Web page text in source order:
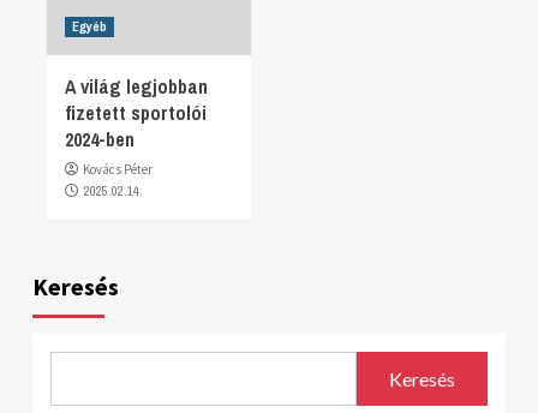
Egyéb
A világ legjobban
fizetett sportolói
2024-ben
Kovács Péter
2025.02.14.
Keresés
Keresés